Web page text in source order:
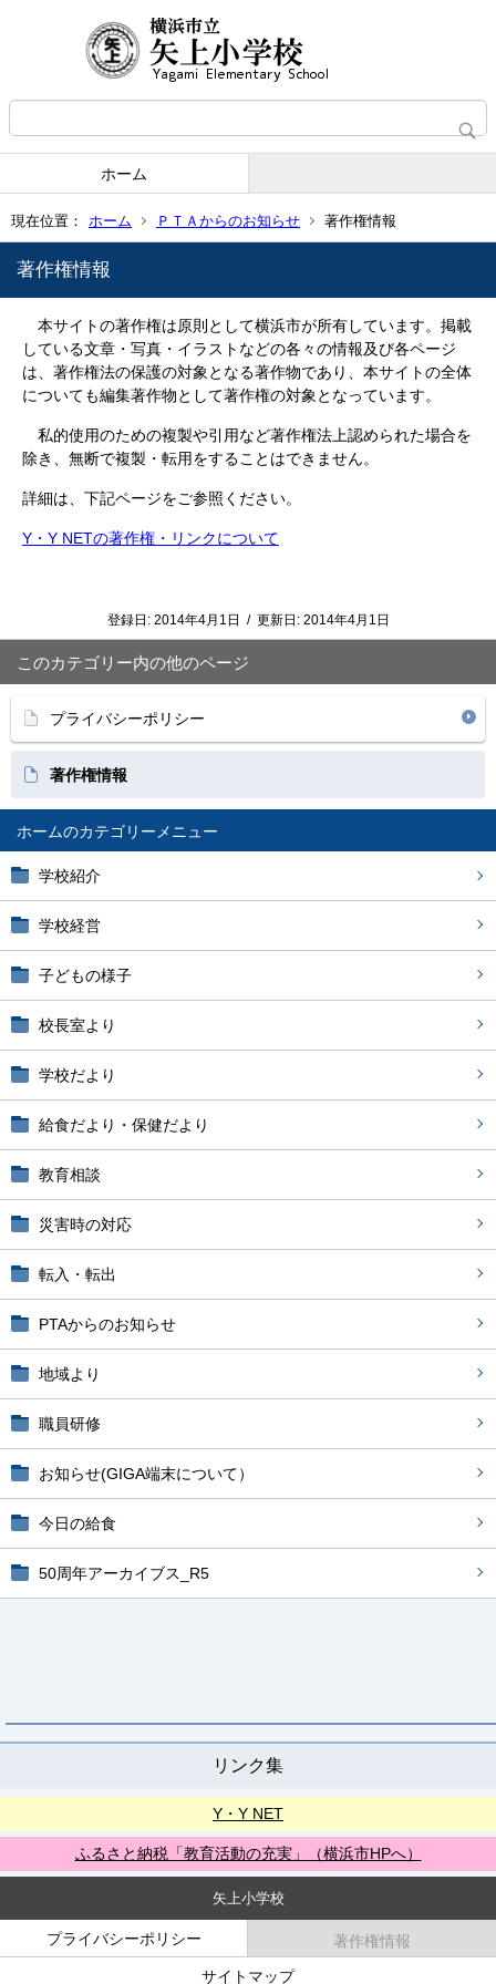
ホーム
現在位置： ホーム ＰＴＡからのお知らせ 著作権情報
ホーム
学校紹介
学校経営
子どもの様子
校長室より
学校だより
給食だより・保健だより
教育相談
災害時の対応
転入・転出
PTAからのお知らせ
地域より
職員研修
お知らせ(GIGA端末について）
今日の給食
50周年アーカイブス_R5
リンク集
Y・Y NET
ふるさと納税「教育活動の充実」（横浜市HPへ）
著作権情報
本サイトの著作権は原則として横浜市が所有しています。掲載
している文章・写真・イラストなどの各々の情報及び各ページ
は、著作権法の保護の対象となる著作物であり、本サイトの全体
についても編集著作物として著作権の対象となっています。
私的使用のための複製や引用など著作権法上認められた場合を
除き、無断で複製・転用をすることはできません。
詳細は、下記ページをご参照ください。
Y・Y NETの著作権・リンクについて
登録日: 2014年4月1日 / 更新日: 2014年4月1日
このカテゴリー内の他のページ
プライバシーポリシー
著作権情報
矢上小学校
プライバシーポリシー
著作権情報
サイトマップ